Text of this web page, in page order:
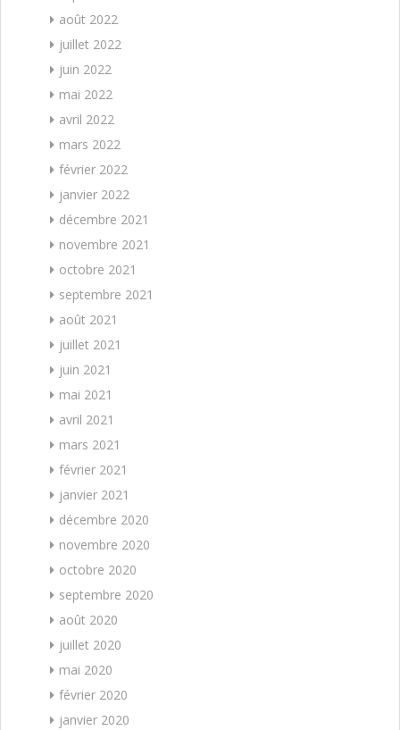
août 2022
juillet 2022
juin 2022
mai 2022
avril 2022
mars 2022
février 2022
janvier 2022
décembre 2021
novembre 2021
octobre 2021
septembre 2021
août 2021
juillet 2021
juin 2021
mai 2021
avril 2021
mars 2021
février 2021
janvier 2021
décembre 2020
novembre 2020
octobre 2020
septembre 2020
août 2020
juillet 2020
mai 2020
février 2020
janvier 2020